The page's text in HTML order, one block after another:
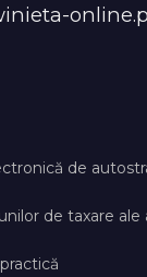
de
de taxare ale